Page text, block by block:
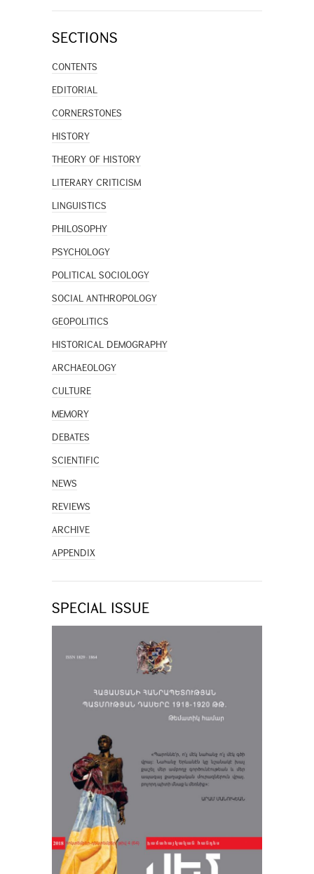
SECTIONS
CONTENTS
EDITORIAL
CORNERSTONES
HISTORY
THEORY OF HISTORY
LITERARY CRITICISM
LINGUISTICS
PHILOSOPHY
PSYCHOLOGY
POLITICAL SOCIOLOGY
SOCIAL ANTHROPOLOGY
GEOPOLITICS
HISTORICAL DEMOGRAPHY
ARCHAEOLOGY
CULTURE
MEMORY
DEBATES
SCIENTIFIC
NEWS
REVIEWS
ARCHIVE
APPENDIX
SPECIAL ISSUE